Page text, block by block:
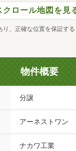
クロール地図を見
、正確な位置を保証する
物件概要
分譲
アーネストワン
ナカワ工業